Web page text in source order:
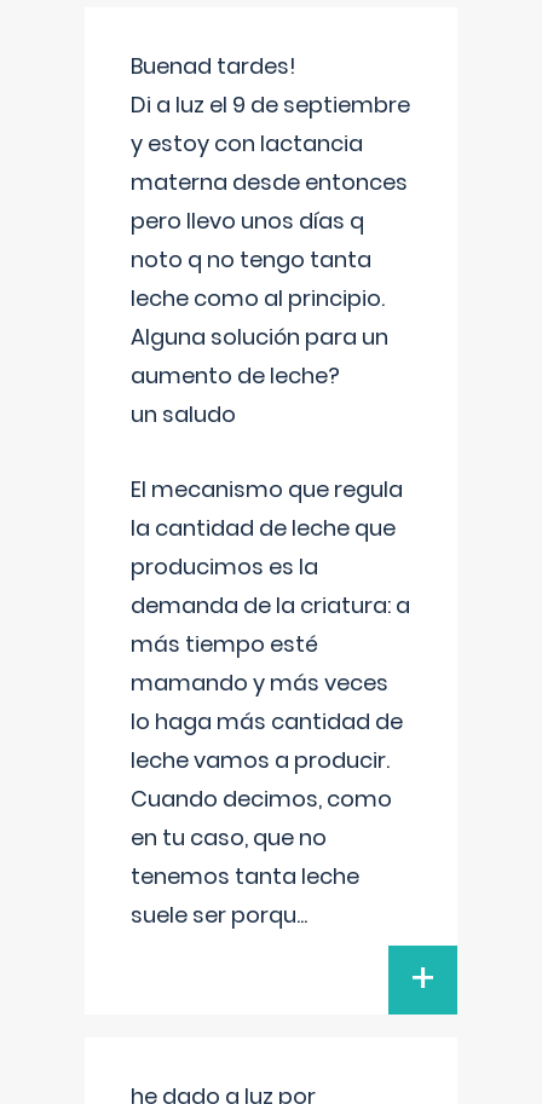
Buenad tardes!
Di a luz el 9 de septiembre
y estoy con lactancia
materna desde entonces
pero llevo unos días q
noto q no tengo tanta
leche como al principio.
Alguna solución para un
aumento de leche?
un saludo
El mecanismo que regula
la cantidad de leche que
producimos es la
demanda de la criatura: a
más tiempo esté
mamando y más veces
lo haga más cantidad de
leche vamos a producir.
Cuando decimos, como
en tu caso, que no
tenemos tanta leche
suele ser porqu...
+
he dado a luz por